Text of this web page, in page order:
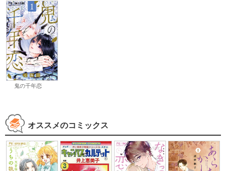
鬼の千年恋
オススメのコミックス